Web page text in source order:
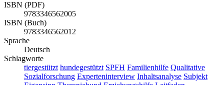
ISBN (PDF)
9783346562005
ISBN (Buch)
9783346562012
Sprache
Deutsch
Schlagworte
tiergestützt hundegestützt SPFH Familienhilfe Qualitative
Sozialforschung Experteninterview Inhaltsanalyse Subjekt